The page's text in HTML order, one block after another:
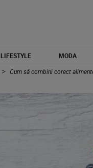
LIFESTYLE MODA
Cum să combini corect